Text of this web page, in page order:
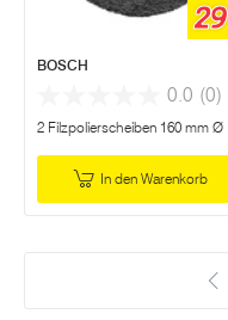
29
BOSCH
0.0 (0)
2 Filzpolierscheiben 160 mm Ø
In den Warenkorb